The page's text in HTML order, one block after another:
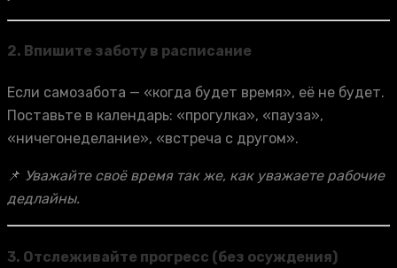
2. Впишите заботу в расписание
Если самозабота — «когда будет время», её не будет.
Поставьте в календарь: «прогулка», «паузa»,
«ничегонеделание», «встреча с другом».
📌 Уважайте своё время так же, как уважаете рабочие
дедлайны.
3. Отслеживайте прогресс (без осуждения)